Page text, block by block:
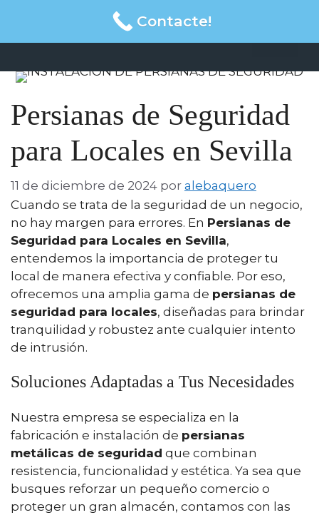
contenido
Persianas de Seguridad
para Locales en Sevilla
11 de diciembre de 2024 por alebaquero
Cuando se trata de la seguridad de un negocio,
no hay margen para errores. En Persianas de
Seguridad para Locales en Sevilla,
entendemos la importancia de proteger tu
local de manera efectiva y confiable. Por eso,
ofrecemos una amplia gama de persianas de
seguridad para locales, diseñadas para brindar
tranquilidad y robustez ante cualquier intento
de intrusión.
Soluciones Adaptadas a Tus Necesidades
Nuestra empresa se especializa en la
fabricación e instalación de persianas
metálicas de seguridad que combinan
resistencia, funcionalidad y estética. Ya sea que
busques reforzar un pequeño comercio o
proteger un gran almacén, contamos con las
Contacte!